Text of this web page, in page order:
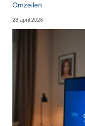
Omzeilen
28 april 2026